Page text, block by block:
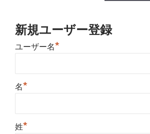
新規ユーザー登録
ユーザー名*
名*
姓*